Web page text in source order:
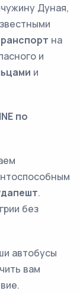
Дуная,
на
и
и
по
.
без
автобусы
вам